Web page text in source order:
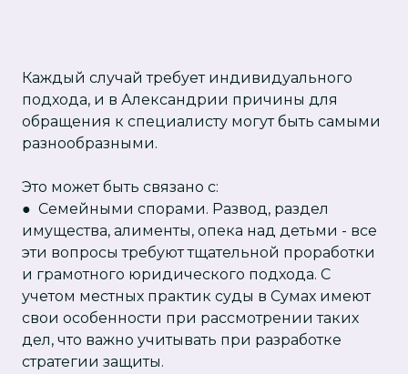
Каждый случай требует индивидуального
подхода, и в Александрии причины для
обращения к специалисту могут быть самыми
разнообразными.
Это может быть связано с:
● Семейными спорами. Развод, раздел
имущества, алименты, опека над детьми - все
эти вопросы требуют тщательной проработки
и грамотного юридического подхода. С
учетом местных практик суды в Сумах имеют
свои особенности при рассмотрении таких
дел, что важно учитывать при разработке
стратегии защиты.